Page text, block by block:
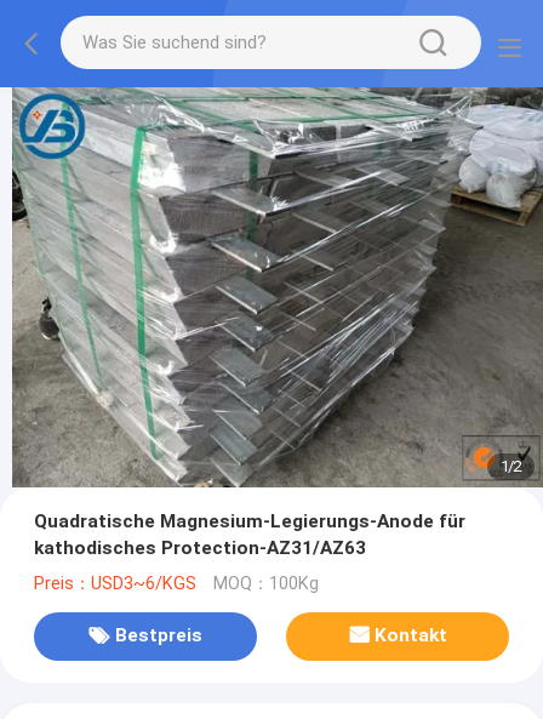
1/2
Quadratische Magnesium-Legierungs-Anode für
kathodisches Protection-AZ31/AZ63
Preis：USD3~6/KGS MOQ：100Kg
Bestpreis Kontakt